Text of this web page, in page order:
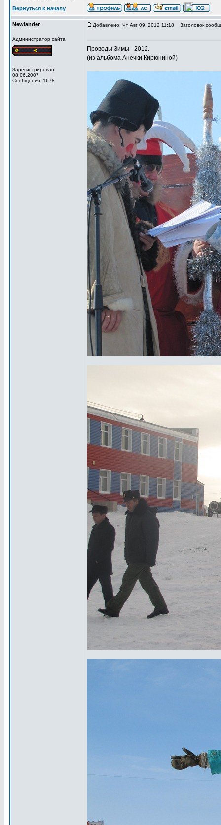
Вернуться к началу
Newlander
Администратор сайта
Зарегистрирован:
08.06.2007
Сообщения: 1678
Добавлено: Чт Авг 09, 2012 11:18 Заголовок
Проводы Зимы - 2012.
(из альбома Анечки Кирюниной)